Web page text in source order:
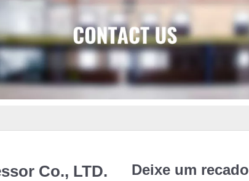
Co., LTD. Deixe um recado